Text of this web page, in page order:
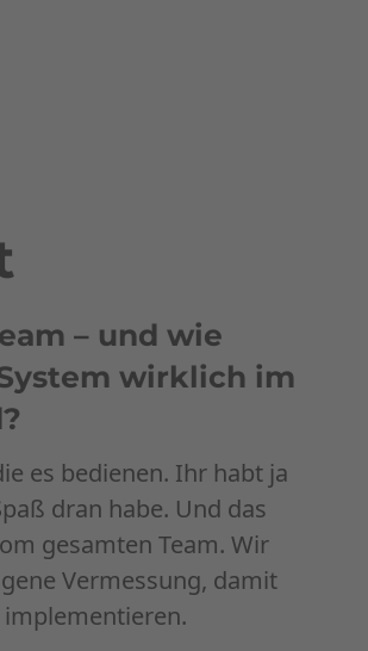
– und wie
wirklich im
es bedienen. Ihr habt ja
dran habe. Und das
gesamten Team. Wir
Vermessung, damit